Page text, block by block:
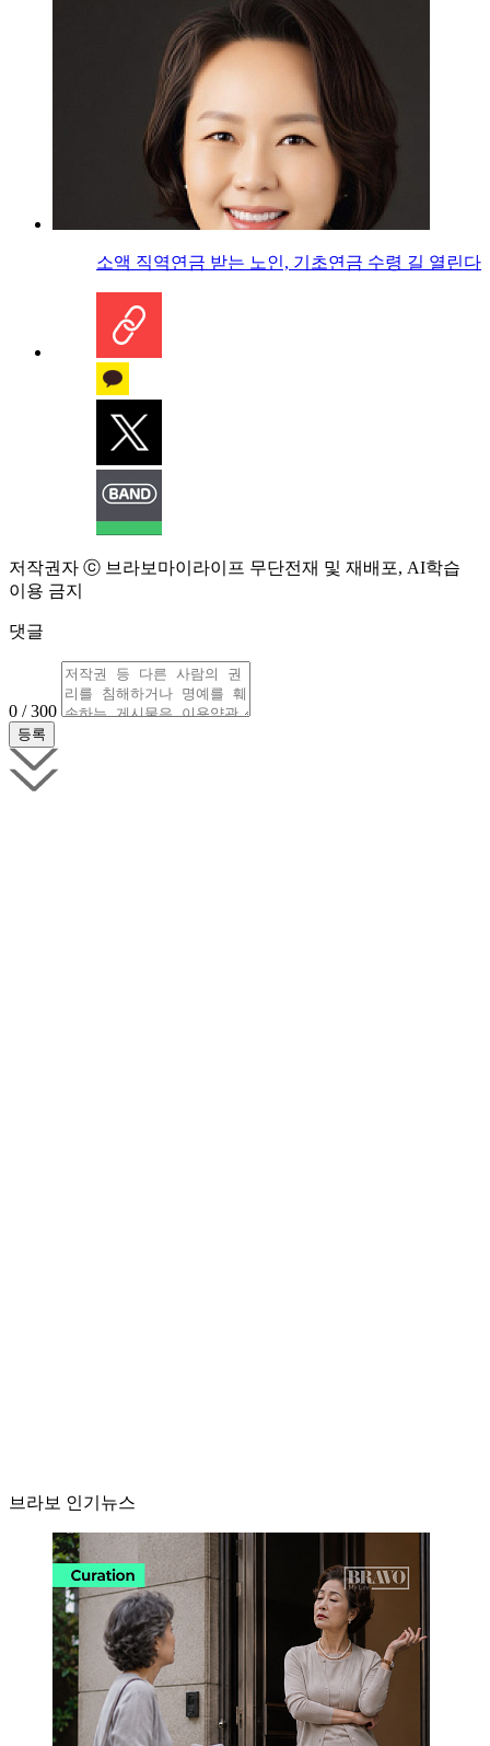
소액 직역연금 받는 노인, 기초연금 수령 길 열린다
저작권자 ⓒ 브라보마이라이프 무단전재 및 재배포, AI학습
이용 금지
댓글
0 / 300
브라보 인기뉴스